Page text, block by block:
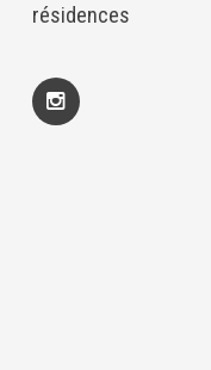
résidences